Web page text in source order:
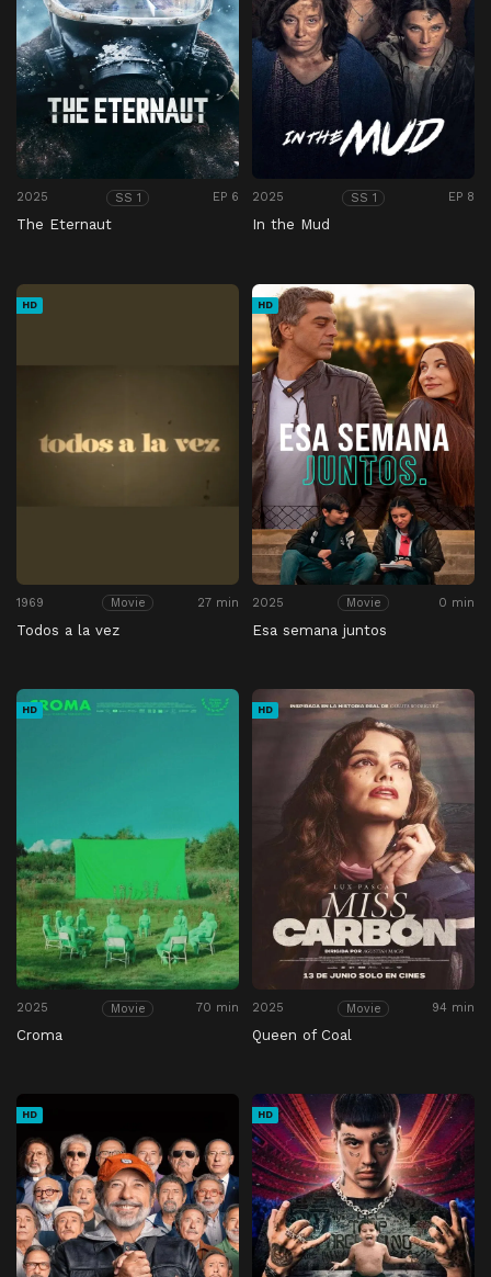
2025 SS 1 EP 6
The Eternaut
2025 SS 1 EP 8
In the Mud
HD
1969 Movie 27 min
Todos a la vez
HD
2025 Movie 0 min
Esa semana juntos
HD
2025 Movie 70 min
Croma
HD
2025 Movie 94 min
Queen of Coal
HD HD